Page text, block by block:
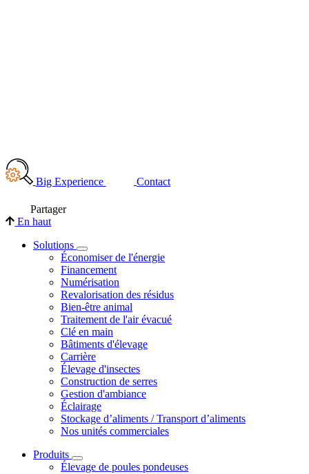
Big Experience Contact
Partager
En haut
Solutions
Économiser de l'énergie
Financement
Numérisation
Revalorisation des résidus
Bien-être animal
Traitement de l'air évacué
Clé en main
Bâtiments d'élevage
Carrière
Élevage d'insectes
Construction de serres
Gestion d'ambiance
Éclairage
Stockage d’aliments / Transport d’aliments
Nos unités commerciales
Produits
Élevage de poules pondeuses